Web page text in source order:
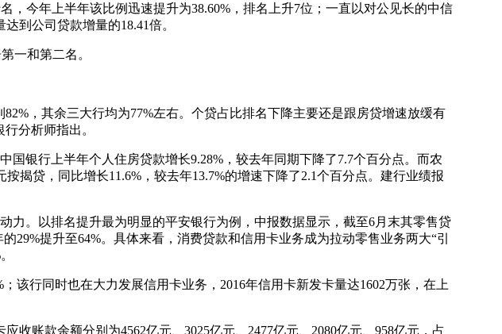
今年上半年该比例迅速提升为38.60%，排名上升7位；一直以对公见长的中信
到公司贷款增量的18.41倍。
一和第二名。
，其余三大行均为77%左右。个贷占比排名下降主要还是跟房贷增速放缓有
分析师指出。
银行上半年个人住房贷款增长9.28%，较去年同期下降了7.7个百分点。而农
揭贷，同比增长11.6%，较去年13.7%的增速下降了2.1个百分点。建行业绩报
。以排名提升最为明显的平安银行为例，中报数据显示，截至6月末其零售贷
29%提升至64%。具体来看，消费贷款和信用卡业务成为拉动零售业务两大“引
行同时也在大力发展信用卡业务，2016年信用卡新发卡量达1602万张，在上
账款余额分别为4562亿元、3025亿元、2477亿元、2080亿元、958亿元，占